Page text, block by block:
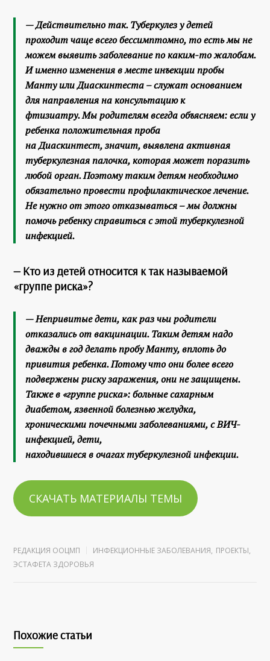
— Действительно так. Туберкулез у детей
проходит чаще всего бессимптомно, то есть мы не
можем выявить заболевание по каким-то жалобам.
И именно изменения в месте инъекции пробы
Манту или Диаскинтеста – служат основанием
для направления на консультацию к
фтизиатру. Мы родителям всегда объясняем: если у
ребенка положительная проба
на Диаскинтест, значит, выявлена активная
туберкулезная палочка, которая может поразить
любой орган. Поэтому таким детям необходимо
обязательно провести профилактическое лечение.
Не нужно от этого отказываться – мы должны
помочь ребенку справиться с этой туберкулезной
инфекцией.
— Кто из детей относится к так называемой
«группе риска»?
— Непривитые дети, как раз чьи родители
отказались от вакцинации. Таким детям надо
дважды в год делать пробу Манту, вплоть до
привития ребенка. Потому что они более всего
подвержены риску заражения, они не защищены.
Также в «группе риска»: больные сахарным
диабетом, язвенной болезнью желудка,
хроническими почечными заболеваниями, с ВИЧ-
инфекцией, дети,
находившиеся в очагах туберкулезной инфекции.
СКАЧАТЬ МАТЕРИАЛЫ ТЕМЫ
РЕДАКЦИЯ ООЦМП ИНФЕКЦИОННЫЕ ЗАБОЛЕВАНИЯ, ПРОЕКТЫ,
ЭСТАФЕТА ЗДОРОВЬЯ
Похожие статьи